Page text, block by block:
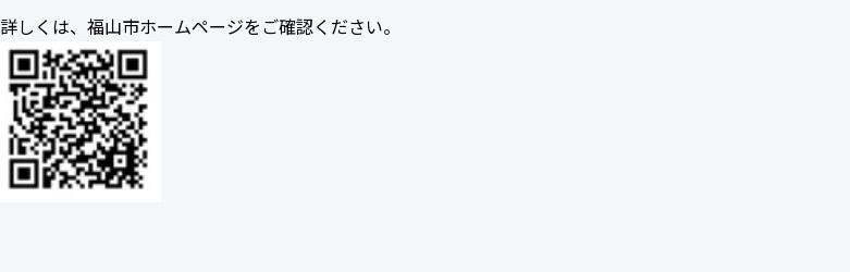
詳しくは、福山市ホームページをご確認ください。